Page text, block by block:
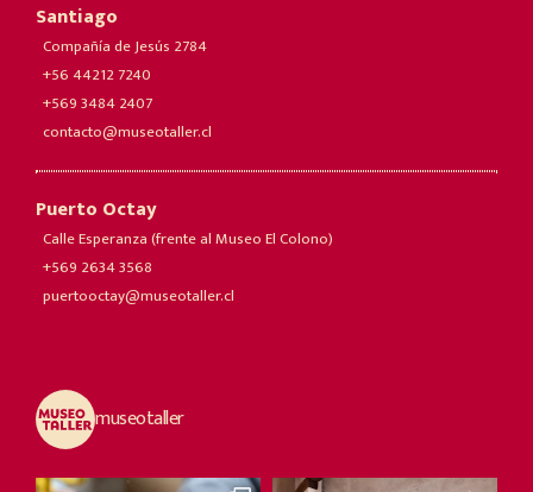
Santiago
Compañía de Jesús 2784
+56 44212 7240
+569 3484 2407
contacto@museotaller.cl
Puerto Octay
Calle Esperanza (frente al Museo El Colono)
+569 2634 3568
puertooctay@museotaller.cl
museotaller